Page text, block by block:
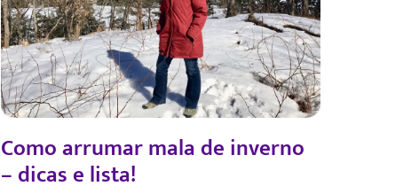
Como arrumar mala de inverno
– dicas e lista!